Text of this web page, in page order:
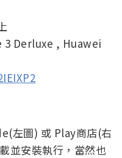
3 Derluxe , Huawei
左圖) 或 Play商店(右
並安裝執行，當然也